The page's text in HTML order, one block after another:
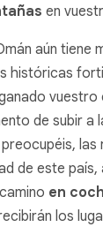
en
aún tiene
históricas
de subir a
de este
en
los